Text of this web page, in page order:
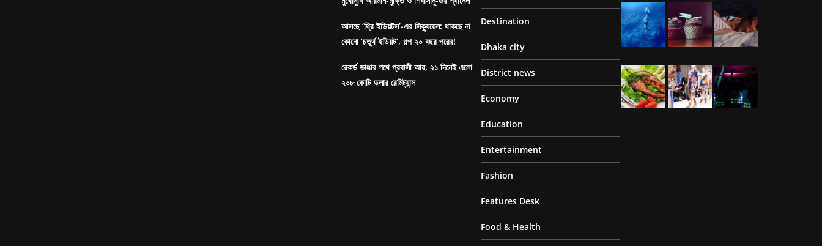
আসছে ‘থ্রি ইডিয়টস’-এর সিক্যুয়েল: থাকছে না
কোনো ‘চতুর্থ ইডিয়ট’, গল্প ২০ বছর পরের!
রেকর্ড ভাঙার পথে প্রবাসী আয়, ২১ দিনেই এলো
২০৮ কোটি ডলার রেমিট্যান্স
Destination
Dhaka city
District news
Economy
Education
Entertainment
Fashion
Features Desk
Food & Health